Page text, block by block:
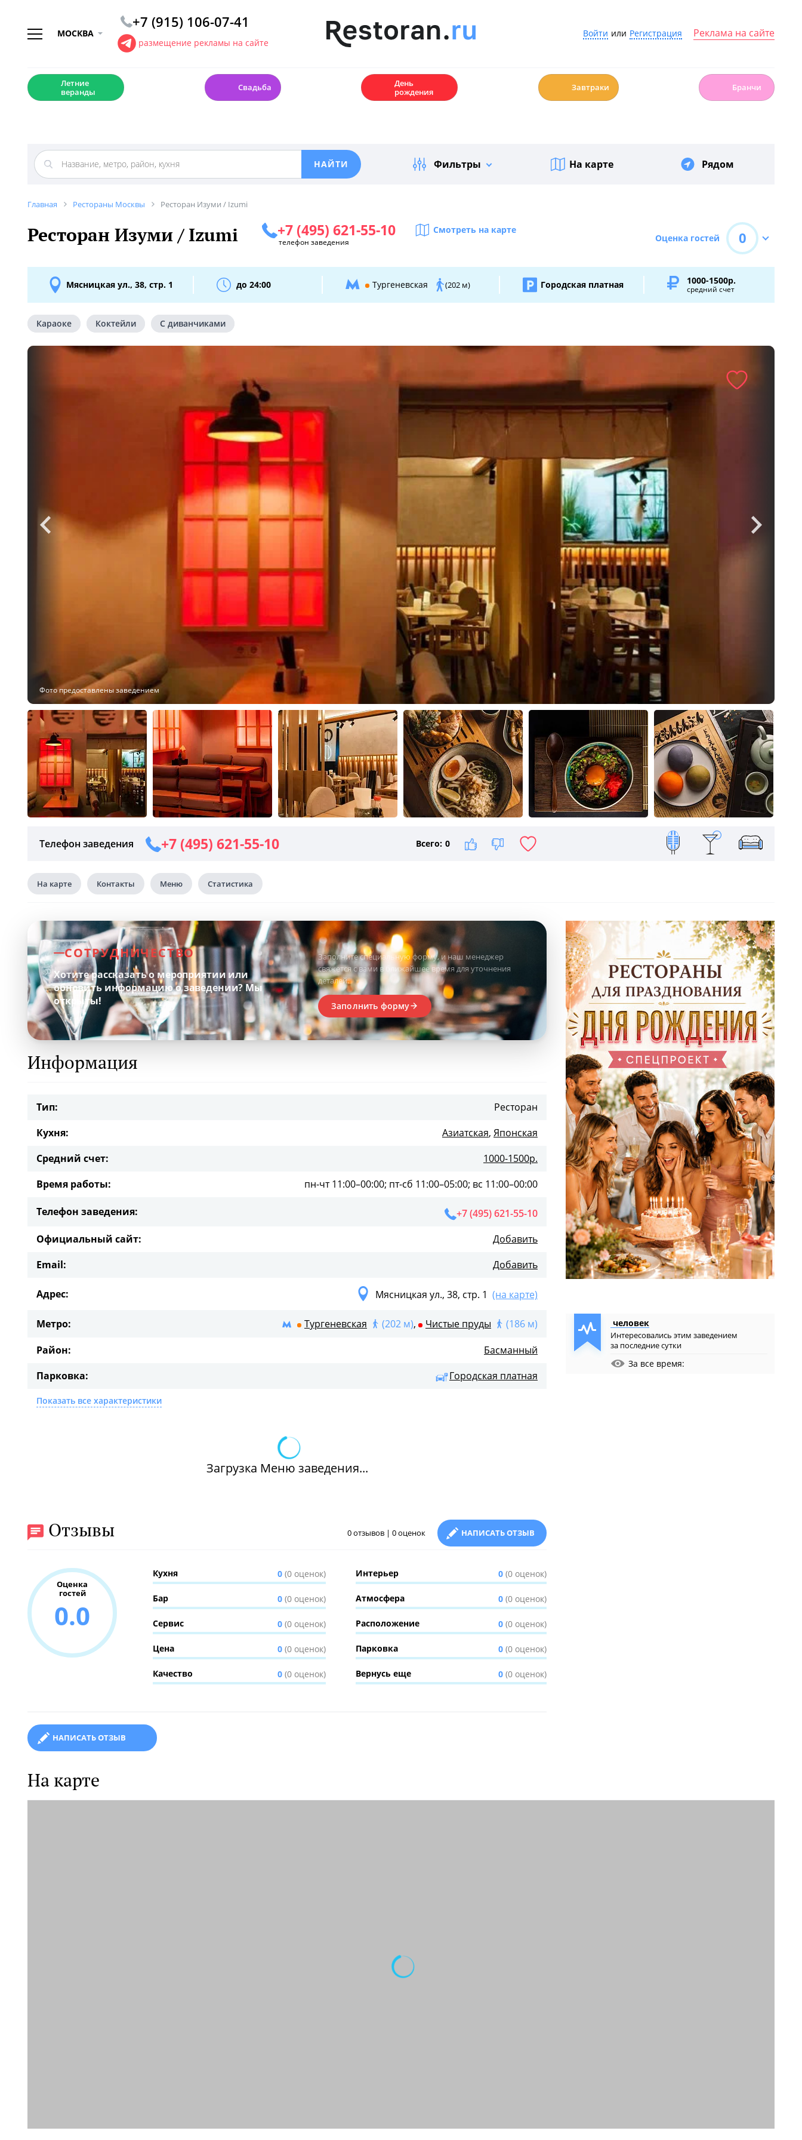
МОСКВА
+7 (915) 106-07-41
размещение рекламы на сайте
Войти или Регистрация Реклама на сайте
Летние
веранды
Свадьба
День
рождения
Завтраки Бранчи
Фильтры На карте Рядом
Главная Рестораны Москвы Ресторан Изуми / Izumi
Ресторан Изуми / Izumi +7 (495) 621-55-10
телефон заведения
Смотреть на карте
Оценка гостей 0
Мясницкая ул., 38, стр. 1 до 24:00 Тургеневская (202 м) Городская платная 1000-1500р.
средний счет
Караоке Коктейли С диванчиками
Фото предоставлены заведением
Телефон заведения +7 (495) 621-55-10 Всего: 0
На карте Контакты Меню Статистика
СОТРУДНИЧЕСТВО
Хотите рассказать о мероприятии или
обновить информацию о заведении?Мы
открыты!
Заполните специальную форму, и наш менеджер
свяжется с вами в ближайшее время для уточнения
деталей.
Заполнить форму
Информация
Тип:
Ресторан
Кухня:
Азиатская, Японская
Средний счет:
1000-1500р.
Время работы:
пн-чт 11:00–00:00; пт-сб 11:00–05:00; вс 11:00–00:00
Телефон заведения:
+7 (495) 621-55-10
Официальный сайт:
Добавить
Email:
Добавить
Адрес: Мясницкая ул., 38, стр. 1 (на карте)
Метро: Тургеневская (202 м), Чистые пруды
(186 м)
Район:
Басманный
Парковка:
Городская платная
Показать все характеристики
Загрузка Меню заведения...
Отзывы 0 отзывов | 0 оценок НАПИСАТЬ ОТЗЫВ
Оценка
гостей
0.0
Кухня 0 (0 оценок)
Бар 0 (0 оценок)
Сервис 0 (0 оценок)
Цена 0 (0 оценок)
Качество 0 (0 оценок)
Интерьер 0 (0 оценок)
Атмосфера 0 (0 оценок)
Расположение 0 (0 оценок)
Парковка 0 (0 оценок)
Вернусь еще 0 (0 оценок)
НАПИСАТЬ ОТЗЫВ
человек
Интересовались этим заведением
за последние сутки
За все время:
На карте